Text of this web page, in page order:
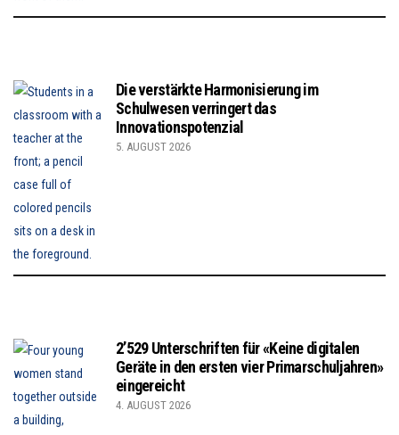
Die verstärkte Harmonisierung im
Schulwesen verringert das
Innovationspotenzial
5. AUGUST 2026
2’529 Unterschriften für «Keine digitalen
Geräte in den ersten vier Primarschuljahren»
eingereicht
4. AUGUST 2026